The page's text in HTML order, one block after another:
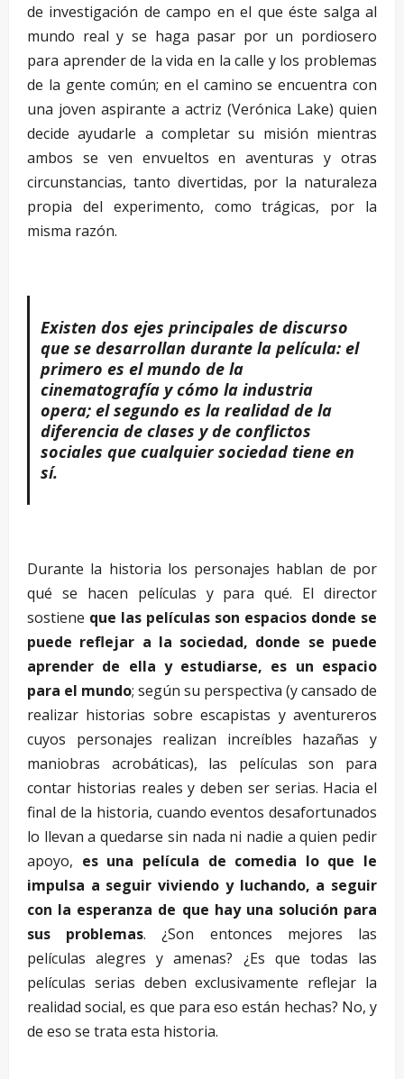
de investigación de campo en el que éste salga al
mundo real y se haga pasar por un pordiosero
para aprender de la vida en la calle y los problemas
de la gente común; en el camino se encuentra con
una joven aspirante a actriz (Verónica Lake) quien
decide ayudarle a completar su misión mientras
ambos se ven envueltos en aventuras y otras
circunstancias, tanto divertidas, por la naturaleza
propia del experimento, como trágicas, por la
misma razón.
Existen dos ejes principales de discurso
que se desarrollan durante la película: el
primero es el mundo de la
cinematografía y cómo la industria
opera; el segundo es la realidad de la
diferencia de clases y de conflictos
sociales que cualquier sociedad tiene en
sí.
Durante la historia los personajes hablan de por
qué se hacen películas y para qué. El director
sostiene que las películas son espacios donde se
puede reflejar a la sociedad, donde se puede
aprender de ella y estudiarse, es un espacio
para el mundo; según su perspectiva (y cansado de
realizar historias sobre escapistas y aventureros
cuyos personajes realizan increíbles hazañas y
maniobras acrobáticas), las películas son para
contar historias reales y deben ser serias. Hacia el
final de la historia, cuando eventos desafortunados
lo llevan a quedarse sin nada ni nadie a quien pedir
apoyo, es una película de comedia lo que le
impulsa a seguir viviendo y luchando, a seguir
con la esperanza de que hay una solución para
sus problemas. ¿Son entonces mejores las
películas alegres y amenas? ¿Es que todas las
películas serias deben exclusivamente reflejar la
realidad social, es que para eso están hechas? No, y
de eso se trata esta historia.